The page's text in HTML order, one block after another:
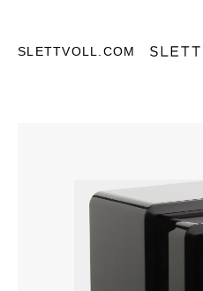
SLETTVOLL.COM